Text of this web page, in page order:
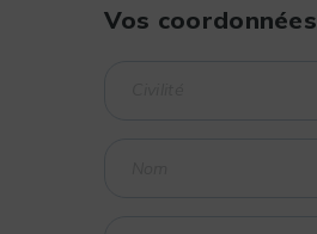
Vos coordonnées